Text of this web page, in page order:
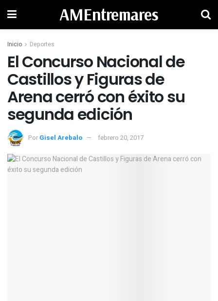
AMEntremares
Inicio Deportes
El Concurso Nacional de
Castillos y Figuras de
Arena cerró con éxito su
segunda edición
Por Gisel Arebalo febrero 20, 2017